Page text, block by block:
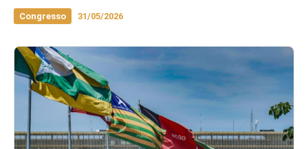
Congresso 31/05/2026